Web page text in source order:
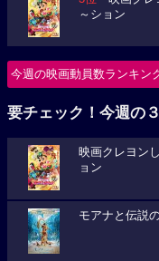
～ション
今週の映画動員数ランキン
要チェック！今週の
映画クレヨン
ョン
モアナと伝説